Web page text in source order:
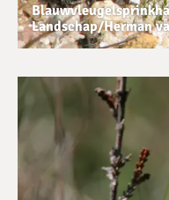
Landschap/Herman